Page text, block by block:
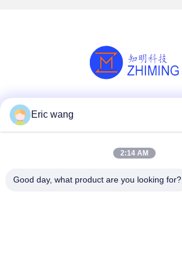
Tel
Eric wang
2:14 AM
Good day, what product are you looking for?